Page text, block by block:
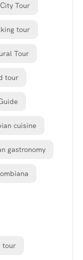
Tour
tour
Tour
tour
cuisine
gastronomy
tour